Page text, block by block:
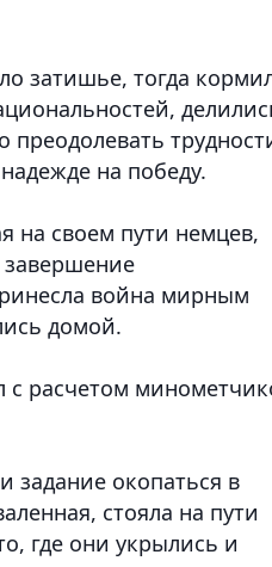
затишье, тогда
на победу.
на своем пути немцев,
завершение
война мирным
домой.
с расчетом
задание окопаться в
стояла на пути
где они укрылись и